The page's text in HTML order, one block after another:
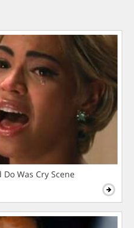
Was Cry Scene